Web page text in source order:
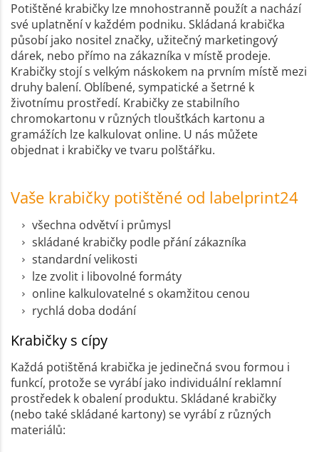
Potištěné krabičky lze mnohostranně použít a nachází
své uplatnění v každém podniku. Skládaná krabička
působí jako nositel značky, užitečný marketingový
dárek, nebo přímo na zákazníka v místě prodeje.
Krabičky stojí s velkým náskokem na prvním místě mezi
druhy balení. Oblíbené, sympatické a šetrné k
životnímu prostředí. Krabičky ze stabilního
chromokartonu v různých tloušťkách kartonu a
gramážích lze kalkulovat online. U nás můžete
objednat i krabičky ve tvaru polštářku.
Vaše krabičky potištěné od labelprint24
všechna odvětví i průmysl
skládané krabičky podle přání zákazníka
standardní velikosti
lze zvolit i libovolné formáty
online kalkulovatelné s okamžitou cenou
rychlá doba dodání
Krabičky s cípy
Každá potištěná krabička je jedinečná svou formou i
funkcí, protože se vyrábí jako individuální reklamní
prostředek k obalení produktu. Skládané krabičky
(nebo také skládané kartony) se vyrábí z různých
materiálů: